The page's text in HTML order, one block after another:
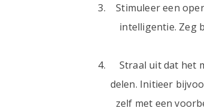
Stimuleer een
intelligentie. Zeg
Straal uit dat het
delen. Initieer
zelf met een